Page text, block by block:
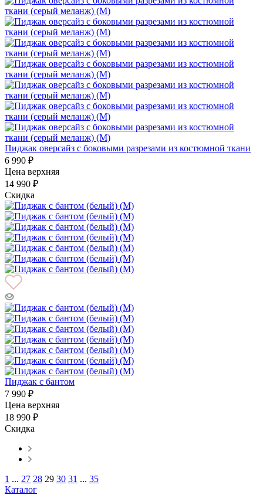
Пиджак оверсайз с боковыми разрезами из костюмной ткани
6 990 ₽
Цена верхняя
14 990 ₽
Скидка
Пиджак с бантом
7 990 ₽
Цена верхняя
18 990 ₽
Скидка
1 ... 27 28 29 30 31 ... 35
Каталог